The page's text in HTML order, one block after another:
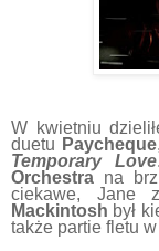
W kwietniu
duetu Paycheque
Temporary Love
Orchestra na
ciekawe, Jane
Mackintosh był
także partie fletu